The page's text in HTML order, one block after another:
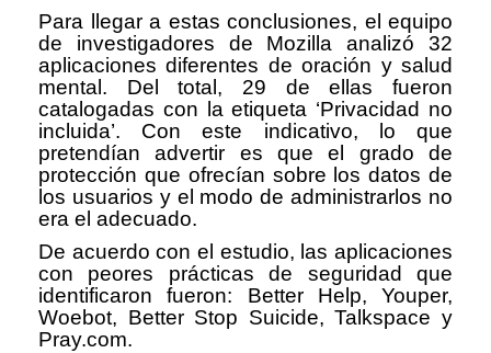
Para llegar a estas conclusiones, el equipo
de investigadores de Mozilla analizó 32
aplicaciones diferentes de oración y salud
mental. Del total, 29 de ellas fueron
catalogadas con la etiqueta ‘Privacidad no
incluida’. Con este indicativo, lo que
pretendían advertir es que el grado de
protección que ofrecían sobre los datos de
los usuarios y el modo de administrarlos no
era el adecuado.
De acuerdo con el estudio, las aplicaciones
con peores prácticas de seguridad que
identificaron fueron: Better Help, Youper,
Woebot, Better Stop Suicide, Talkspace y
Pray.com.